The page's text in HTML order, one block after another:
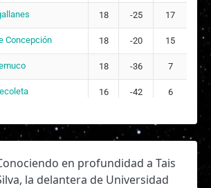
18 -25 17
Concepción 18 -20 15
18 -36 7
16 -42 6
en profundidad a Tais
la delantera de Universidad